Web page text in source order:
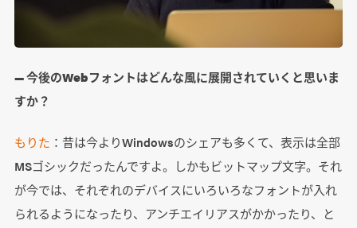
― 今後のWebフォントはどんな風に展開されていくと思いま
すか？
もりた ：昔は今よりWindowsのシェアも多くて、表示は全部
MSゴシックだったんですよ。しかもビットマップ文字。それ
が今では、それぞれのデバイスにいろいろなフォントが入れ
られるようになったり、アンチエイリアスがかかったり、と